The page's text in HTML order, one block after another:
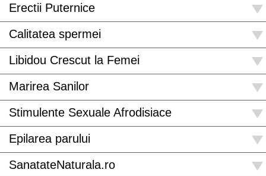
Erectii Puternice
Calitatea spermei
Libidou Crescut la Femei
Marirea Sanilor
Stimulente Sexuale Afrodisiace
Epilarea parului
SanatateNaturala.ro